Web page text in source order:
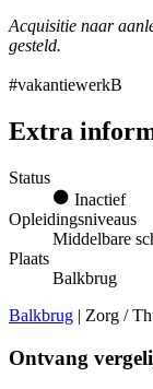
Acquisitie naar
gesteld.
#vakantiewerkB
Extra
Status
Inactief
Opleidingsniveaus
Middelbare
Plaats
Balkbrug
Balkbrug | Zorg /
Ontvang